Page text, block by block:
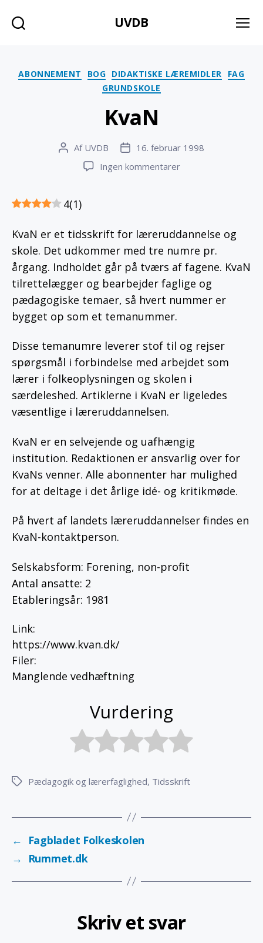
UVDB
Kategorier
ABONNEMENT BOG DIDAKTISKE LÆREMIDLER
FAG
GRUNDSKOLE
KvaN
Indlægsforfatter
Af UVDB Indlægsdato
16. februar 1998
Ingen kommentarertil
4(1)
KvaN er et tidsskrift for læreruddannelse og
skole. Det udkommer med tre numre pr.
årgang. Indholdet går på tværs af fagene. KvaN
tilrettelægger og bearbejder faglige og
pædagogiske temaer, så hvert nummer er
bygget op som et temanummer.
Disse temanumre leverer stof til og rejser
spørgsmål i forbindelse med arbejdet som
lærer i folkeoplysningen og skolen i
særdeleshed. Artiklerne i KvaN er ligeledes
væsentlige i læreruddannelsen.
KvaN er en selvejende og uafhængig
institution. Redaktionen er ansvarlig over for
KvaNs venner. Alle abonnenter har mulighed
for at deltage i det årlige idé- og kritikmøde.
På hvert af landets læreruddannelser findes en
KvaN-kontaktperson.
Selskabsform: Forening, non-profit
Antal ansatte: 2
Etableringsår: 1981
Link:
https://www.kvan.dk/
Filer:
Manglende vedhæftning
Vurdering
TagsPædagogik og lærerfaglighed, Tidsskrift
←
Fagbladet Folkeskolen
→
Rummet.dk
Skriv et svar